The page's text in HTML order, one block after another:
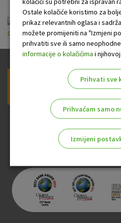
Prijava na newsletter OTP
Ostale kolačiće koristimo za
prikaz relevantnih oglasa i
možete promijeniti na "Izmjeni
prihvatiti sve ili samo
informacije o kolačićima i
Prihvati sve
Prihvaćam samo
Izmijeni